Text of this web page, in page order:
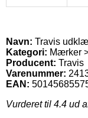
Navn: Travis
Kategori: Mærker
Producent: Travis
Varenummer:
EAN:
Vurderet til 4.4 ud